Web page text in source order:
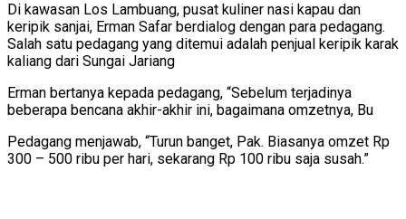
Di kawasan Los Lambuang, pusat kuliner nasi kapau dan
keripik sanjai, Erman Safar berdialog dengan para pedagang.
Salah satu pedagang yang ditemui adalah penjual keripik karak
kaliang dari Sungai Jariang
Erman bertanya kepada pedagang, “Sebelum terjadinya
beberapa bencana akhir-akhir ini, bagaimana omzetnya, Bu
Pedagang menjawab, “Turun banget, Pak. Biasanya omzet Rp
300 – 500 ribu per hari, sekarang Rp 100 ribu saja susah.”